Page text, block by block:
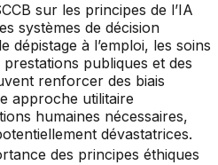
sur les principes de l’IA
systèmes de décision
dépistage à l’emploi, les soins
publiques et des
renforcer des biais
approche utilitaire
humaines nécessaires,
dévastatrices.
des principes éthiques